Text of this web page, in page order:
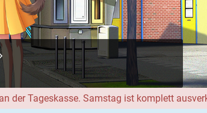
der Tageskasse. Samstag ist komplett